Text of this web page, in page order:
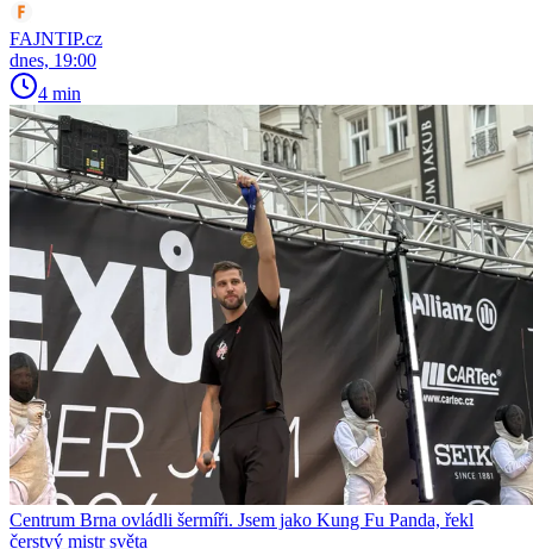
FAJNTIP.cz
dnes, 19:00
4 min
Centrum Brna ovládli šermíři. Jsem jako Kung Fu Panda, řekl
čerstvý mistr světa